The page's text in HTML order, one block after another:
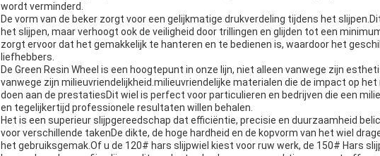
wordt verminderd.
De vorm van de beker zorgt voor een gelijkmatige drukverdeling tijdens het
het slijpen, maar verhoogt ook de veiligheid door trillingen en glijden tot een
zorgt ervoor dat het gemakkelijk te hanteren en te bedienen is, waardoor het
liefhebbers.
De Green Resin Wheel is een hoogtepunt in onze lijn, niet alleen vanwege zijn
vanwege zijn milieuvriendelijkheid.milieuvriendelijke materialen die de impact op
doen aan de prestatiesDit wiel is perfect voor particulieren en bedrijven die een
en tegelijkertijd professionele resultaten willen behalen.
Het is een superieur slijpgereedschap dat efficiëntie, precisie en duurzaamheid
voor verschillende takenDe dikte, de hoge hardheid en de kopvorm van het wiel
het gebruiksgemak.Of u de 120# hars slijpwiel kiest voor ruw werk, de 150# Hars